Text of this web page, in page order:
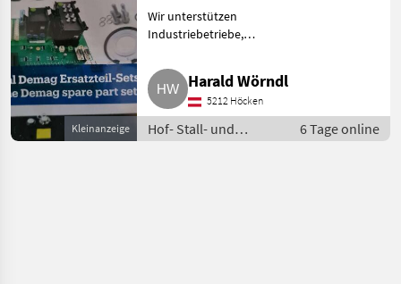
Kleinanzeige
Instandhalter
Wir unterstützen
Industriebetriebe,
und Servicefirmen mit einem
großen Lager an sofort
verfügbaren Krantechnik-
Ersatzteilen. Mit über 2.00
Harald Wörndl
5212 Höcken
Hof- Stall- und
Weidetechnik /
6 Tage online